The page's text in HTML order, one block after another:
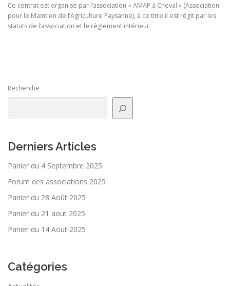
Ce contrat est organisé par l’association « AMAP à Cheval » (Association
pour le Maintien de l’Agriculture Paysanne), à ce titre il est régit par les
statuts de l’association et le règlement intérieur.
Recherche
Derniers Articles
Panier du 4 Septembre 2025
Forum des associations 2025
Panier du 28 Août 2025
Panier du 21 aout 2025
Panier du 14 Aout 2025
Catégories